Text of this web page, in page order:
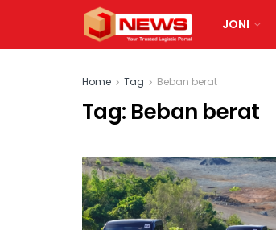
JONI
Home Tag Beban berat
Tag: Beban berat